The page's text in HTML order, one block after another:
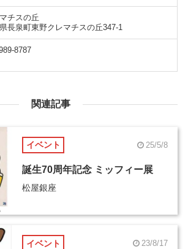
チスの丘
長泉町東野クレマチスの丘347-1
8787
関連記事
イベント 25/5/8
誕生70周年記念 ミッフィー展
松屋銀座
イベント 23/8/17